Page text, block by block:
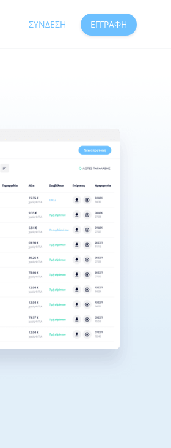
ΣΎΝΔΕΣΗ ΕΓΓΡΑΦΉ